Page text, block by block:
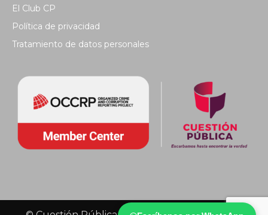
El Club CP
Política de privacidad
Tratamiento de datos personales